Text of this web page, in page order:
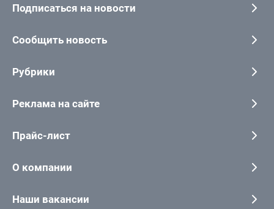
Подписаться на новости
Сообщить новость
Рубрики
Реклама на сайте
Прайс-лист
О компании
Наши вакансии